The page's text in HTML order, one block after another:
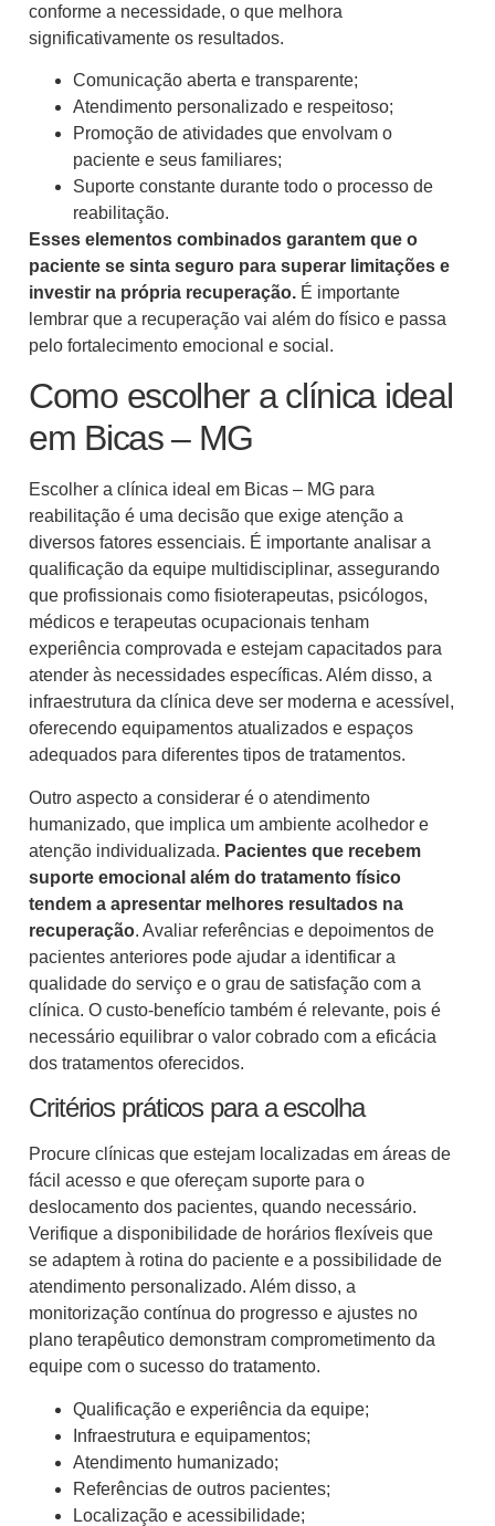
conforme a necessidade, o que melhora
significativamente os resultados.
Comunicação aberta e transparente;
Atendimento personalizado e respeitoso;
Promoção de atividades que envolvam o
paciente e seus familiares;
Suporte constante durante todo o processo de
reabilitação.
Esses elementos combinados garantem que o
paciente se sinta seguro para superar limitações e
investir na própria recuperação. É importante
lembrar que a recuperação vai além do físico e passa
pelo fortalecimento emocional e social.
Como escolher a clínica ideal
em Bicas – MG
Escolher a clínica ideal em Bicas – MG para
reabilitação é uma decisão que exige atenção a
diversos fatores essenciais. É importante analisar a
qualificação da equipe multidisciplinar, assegurando
que profissionais como fisioterapeutas, psicólogos,
médicos e terapeutas ocupacionais tenham
experiência comprovada e estejam capacitados para
atender às necessidades específicas. Além disso, a
infraestrutura da clínica deve ser moderna e acessível,
oferecendo equipamentos atualizados e espaços
adequados para diferentes tipos de tratamentos.
Outro aspecto a considerar é o atendimento
humanizado, que implica um ambiente acolhedor e
atenção individualizada. Pacientes que recebem
suporte emocional além do tratamento físico
tendem a apresentar melhores resultados na
recuperação. Avaliar referências e depoimentos de
pacientes anteriores pode ajudar a identificar a
qualidade do serviço e o grau de satisfação com a
clínica. O custo-benefício também é relevante, pois é
necessário equilibrar o valor cobrado com a eficácia
dos tratamentos oferecidos.
Critérios práticos para a escolha
Procure clínicas que estejam localizadas em áreas de
fácil acesso e que ofereçam suporte para o
deslocamento dos pacientes, quando necessário.
Verifique a disponibilidade de horários flexíveis que
se adaptem à rotina do paciente e a possibilidade de
atendimento personalizado. Além disso, a
monitorização contínua do progresso e ajustes no
plano terapêutico demonstram comprometimento da
equipe com o sucesso do tratamento.
Qualificação e experiência da equipe;
Infraestrutura e equipamentos;
Atendimento humanizado;
Referências de outros pacientes;
Localização e acessibilidade;